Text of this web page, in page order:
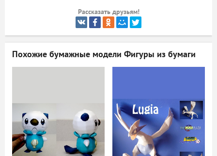
Рассказать друзьям!
Похожие бумажные модели Фигуры из бумаги